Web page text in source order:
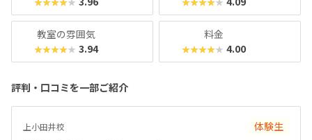
教室の雰囲気
★★★★★ 3.94
料金
★★★★★ 4.00
評判・口コミを一部ご紹介
上小田井校 体験生